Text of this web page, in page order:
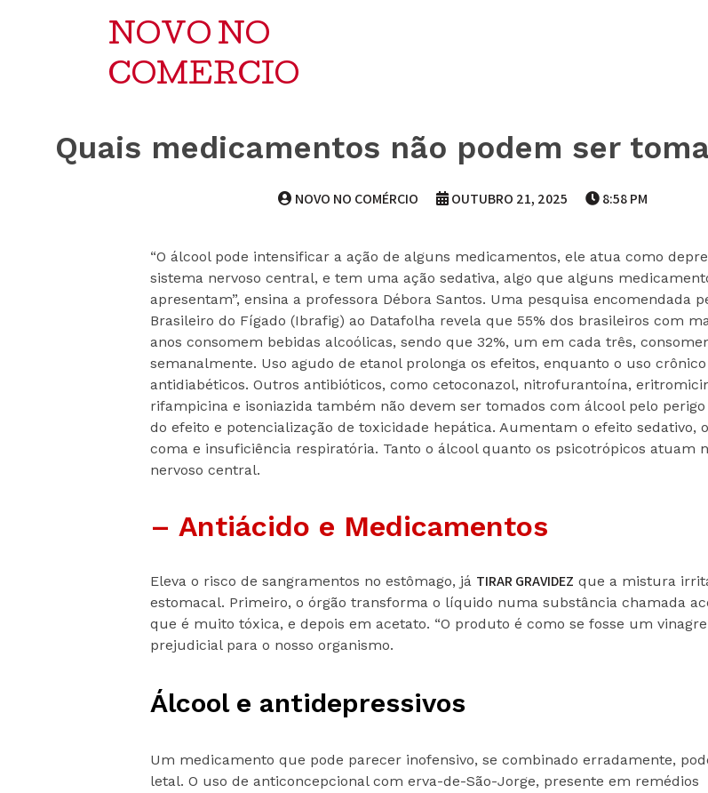
NOVO NO
COMERCIO
Quais medicamentos não podem ser
NOVO NO COMÉRCIO OUTUBRO 21, 2025 8:58 PM
“O álcool pode intensificar a ação de alguns medicamentos, ele atua como
sistema nervoso central, e tem uma ação sedativa, algo que alguns
apresentam”, ensina a professora Débora Santos. Uma pesquisa encomendada
Brasileiro do Fígado (Ibrafig) ao Datafolha revela que 55% dos brasileiros com
anos consomem bebidas alcoólicas, sendo que 32%, um em cada três,
semanalmente. Uso agudo de etanol prolonga os efeitos, enquanto o uso
antidiabéticos. Outros antibióticos, como cetoconazol, nitrofurantoína,
rifampicina e isoniazida também não devem ser tomados com álcool pelo
do efeito e potencialização de toxicidade hepática. Aumentam o efeito sedativo,
coma e insuficiência respiratória. Tanto o álcool quanto os psicotrópicos atuam
nervoso central.
– Antiácido e Medicamentos
Eleva o risco de sangramentos no estômago, já TIRAR GRAVIDEZ que a mistura
estomacal. Primeiro, o órgão transforma o líquido numa substância chamada
que é muito tóxica, e depois em acetato. “O produto é como se fosse um
prejudicial para o nosso organismo.
Álcool e antidepressivos
Um medicamento que pode parecer inofensivo, se combinado erradamente,
letal. O uso de anticoncepcional com erva-de-São-Jorge, presente em remédios